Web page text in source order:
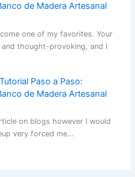
de Madera Artesanal
one of my favorites. Your
thought-provoking, and I
Tutorial Paso a Paso:
de Madera Artesanal
on blogs however I would
very forced me…